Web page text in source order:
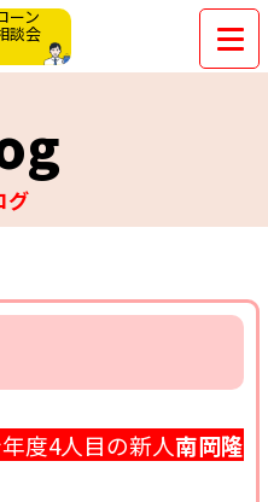
ーン
談会
グ
度4人目の新人南岡隆